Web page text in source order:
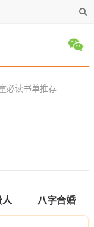
必读书单推荐
人 八字合婚